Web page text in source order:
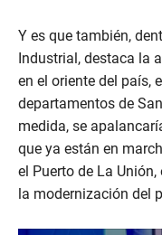
Y es que también,
Industrial, destaca la
en el oriente del país,
departamentos de
medida, se
que ya están en
el Puerto de La
la modernización del